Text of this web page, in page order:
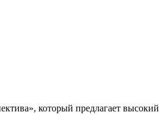
который предлагает